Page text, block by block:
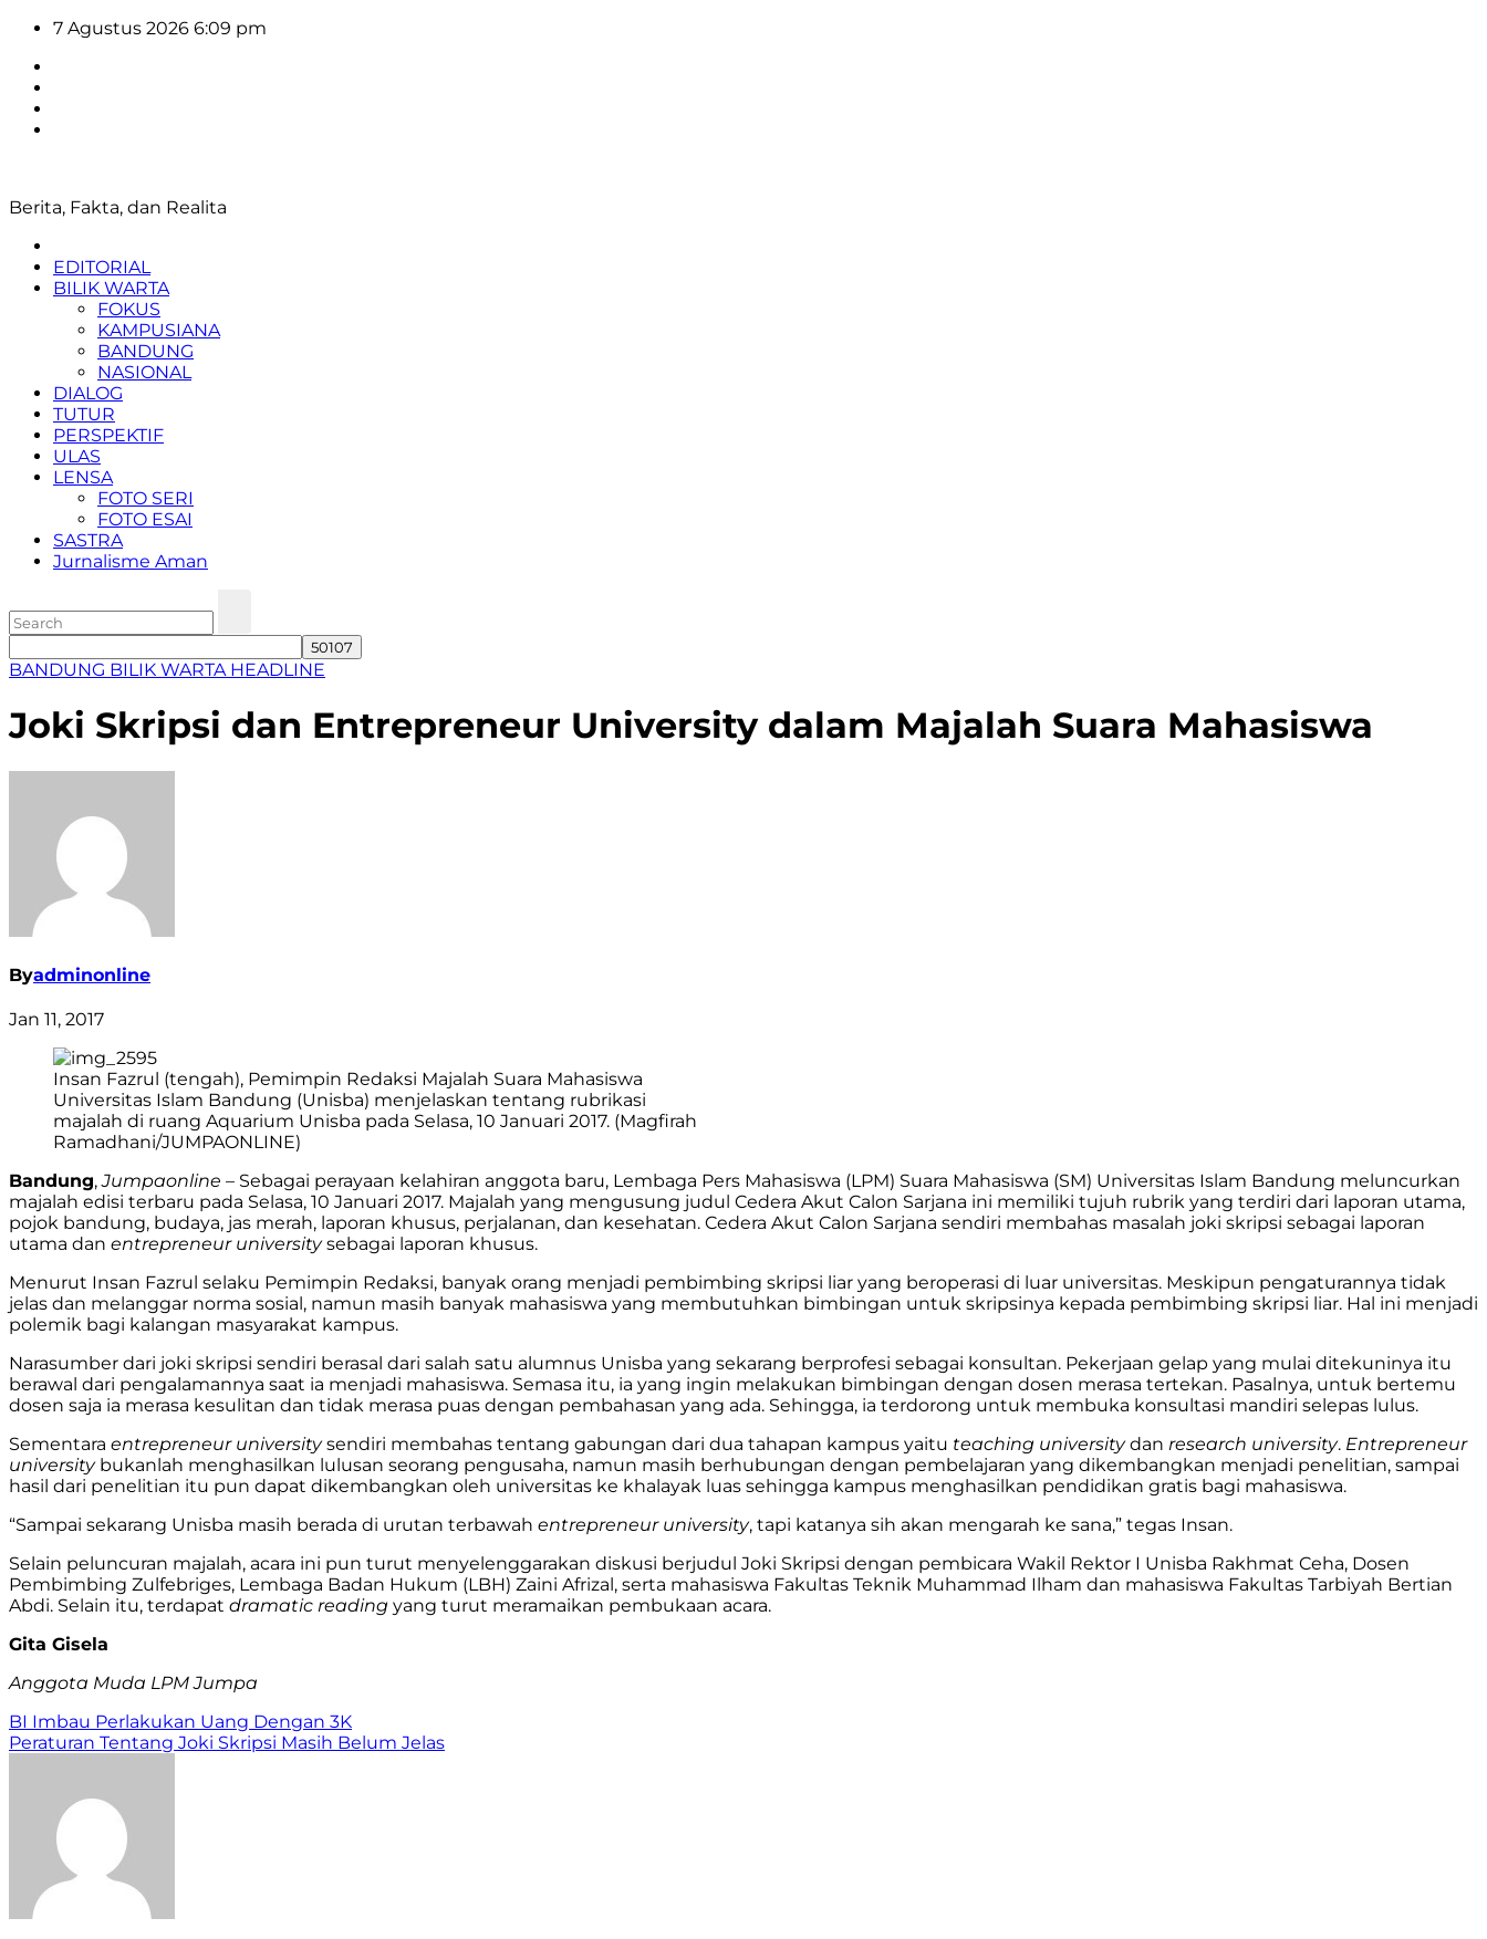
Skip
content
7 Agustus 2026 6:09 pm
Berita, Fakta, dan Realita
EDITORIAL
BILIK WARTA
FOKUS
KAMPUSIANA
BANDUNG
NASIONAL
DIALOG
TUTUR
PERSPEKTIF
ULAS
LENSA
FOTO SERI
FOTO ESAI
SASTRA
Jurnalisme Aman
BANDUNG BILIK WARTA HEADLINE
Joki Skripsi dan Entrepreneur University dalam Majalah Suara Mahasiswa
Byadminonline
Jan 11, 2017
Insan Fazrul (tengah), Pemimpin Redaksi Majalah Suara Mahasiswa
Universitas Islam Bandung (Unisba) menjelaskan tentang rubrikasi
majalah di ruang Aquarium Unisba pada Selasa, 10 Januari 2017. (Magfirah
Ramadhani/JUMPAONLINE)
Bandung,Jumpaonline – Sebagai perayaan kelahiran anggota baru, Lembaga Pers Mahasiswa (LPM) Suara Mahasiswa (SM) Universitas Islam Bandung meluncurkan
majalah edisi terbaru pada Selasa, 10 Januari 2017. Majalah yang mengusung judul Cedera Akut Calon Sarjana ini memiliki tujuh rubrik yang terdiri dari laporan utama,
pojok bandung, budaya, jas merah, laporan khusus, perjalanan, dan kesehatan. Cedera Akut Calon Sarjana sendiri membahas masalah joki skripsi sebagai laporan
utama dan entrepreneur universitysebagai laporan khusus.
Menurut Insan Fazrul selaku Pemimpin Redaksi, banyak orang menjadi pembimbing skripsi liar yang beroperasi di luar universitas. Meskipun pengaturannya tidak
jelas dan melanggar norma sosial, namun masih banyak mahasiswa yang membutuhkan bimbingan untuk skripsinya kepada pembimbing skripsi liar. Hal ini menjadi
polemik bagi kalangan masyarakat kampus.
Narasumber dari joki skripsi sendiri berasal dari salah satu alumnus Unisba yang sekarang berprofesi sebagai konsultan. Pekerjaan gelap yang mulai ditekuninya itu
berawal dari pengalamannya saat ia menjadi mahasiswa. Semasa itu, ia yang ingin melakukan bimbingan dengan dosen merasa tertekan. Pasalnya, untuk bertemu
dosen saja ia merasa kesulitan dan tidak merasa puas dengan pembahasan yang ada. Sehingga, ia terdorong untuk membuka konsultasi mandiri selepas lulus.
Sementara entrepreneur universitysendiri membahas tentang gabungan dari dua tahapan kampus yaitu teaching universitydan research university. Entrepreneur
universitybukanlah menghasilkan lulusan seorang pengusaha, namun masih berhubungan dengan pembelajaran yang dikembangkan menjadi penelitian, sampai
hasil dari penelitian itu pun dapat dikembangkan oleh universitas ke khalayak luas sehingga kampus menghasilkan pendidikan gratis bagi mahasiswa.
“Sampai sekarang Unisba masih berada di urutan terbawah entrepreneur university, tapi katanya sih akan mengarah ke sana,” tegas Insan.
Selain peluncuran majalah, acara ini pun turut menyelenggarakan diskusi berjudul Joki Skripsi dengan pembicara Wakil Rektor I Unisba Rakhmat Ceha, Dosen
Pembimbing Zulfebriges, Lembaga Badan Hukum (LBH) Zaini Afrizal, serta mahasiswa Fakultas Teknik Muhammad Ilham dan mahasiswa Fakultas Tarbiyah Bertian
Abdi. Selain itu, terdapat dramatic reading yang turut meramaikan pembukaan acara.
Gita Gisela
Anggota Muda LPM Jumpa
Navigasi
pos
BI Imbau Perlakukan Uang Dengan 3K
Peraturan Tentang Joki Skripsi Masih Belum Jelas